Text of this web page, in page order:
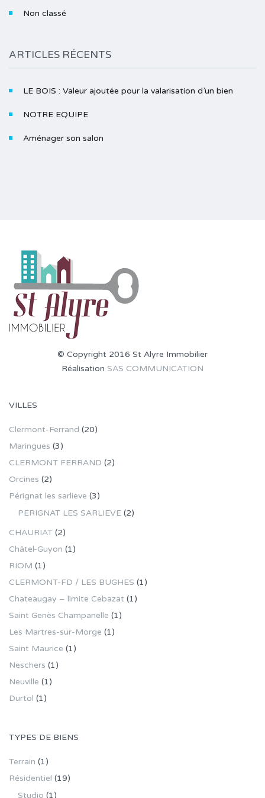
Non classé
ARTICLES RÉCENTS
LE BOIS : Valeur ajoutée pour la valarisation d’un bien
NOTRE EQUIPE
Aménager son salon
© Copyright 2016 St Alyre Immobilier
Réalisation SAS COMMUNICATION
VILLES
Clermont-Ferrand (20)
Maringues (3)
CLERMONT FERRAND (2)
Orcines (2)
Pérignat les sarlieve (3)
PERIGNAT LES SARLIEVE (2)
CHAURIAT (2)
Châtel-Guyon (1)
RIOM (1)
CLERMONT-FD / LES BUGHES (1)
Chateaugay – limite Cebazat (1)
Saint Genès Champanelle (1)
Les Martres-sur-Morge (1)
Saint Maurice (1)
Neschers (1)
Neuville (1)
Durtol (1)
TYPES DE BIENS
Terrain (1)
Résidentiel (19)
Studio (1)